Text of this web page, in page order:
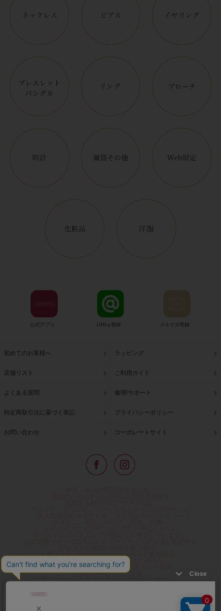
公式アプリ LINE@登録 メルマガ登録
初めてのお客様へ ラッピング
店舗リスト ご利用ガイド
よくある質問 修理/サポート
特定商取引法に基づく表記 プライバシーポリシー
お問い合わせ コーポレートサイト
人気ランキングやテレビなどメディア着用商品、
雑誌掲載商品情報を紹介するコンテンツ、
プレゼント包装無料や独自のポイント還元
などのサービスをご提供。
心躍るインポートアクセサリーや時計、小物などで、
夢やときめきを与えられるよう願っています。
◆ギフトラッピング無料/11,000円以上のご注文で送料無料◆